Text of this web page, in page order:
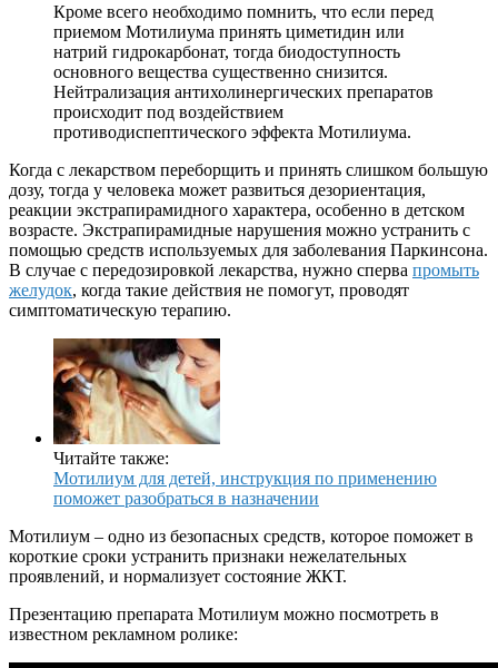
Кроме всего необходимо помнить, что если перед
приемом Мотилиума принять циметидин или
натрий гидрокарбонат, тогда биодоступность
основного вещества существенно снизится.
Нейтрализация антихолинергических препаратов
происходит под воздействием
противодиспептического эффекта Мотилиума.
Когда с лекарством переборщить и принять слишком большую
дозу, тогда у человека может развиться дезориентация,
реакции экстрапирамидного характера, особенно в детском
возрасте. Экстрапирамидные нарушения можно устранить с
помощью средств используемых для заболевания Паркинсона.
В случае с передозировкой лекарства, нужно сперва промыть
желудок, когда такие действия не помогут, проводят
симптоматическую терапию.
Читайте также:
Мотилиум для детей, инструкция по применению
поможет разобраться в назначении
Мотилиум – одно из безопасных средств, которое поможет в
короткие сроки устранить признаки нежелательных
проявлений, и нормализует состояние ЖКТ.
Презентацию препарата Мотилиум можно посмотреть в
известном рекламном ролике: